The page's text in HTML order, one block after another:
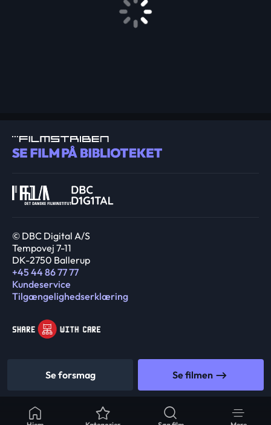
Se forsmag Se filmen
© DBC Digital A/S
Tempovej 7-11
DK-2750 Ballerup
+45 44 86 77 77
Kundeservice
Tilgængelighedserklæring